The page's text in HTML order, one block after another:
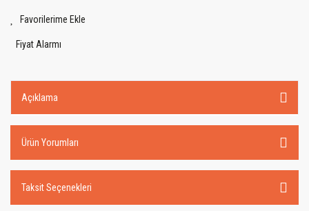
Fiyat Alarmı
Açıklama
Ürün Yorumları
Taksit Seçenekleri